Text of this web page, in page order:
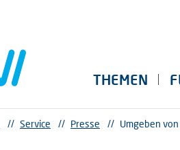
THEMEN
// Service // Presse // Umgeben